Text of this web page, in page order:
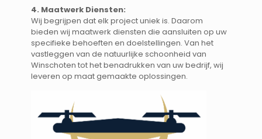
4. Maatwerk Diensten:
Wij begrijpen dat elk project uniek is. Daarom
bieden wij maatwerk diensten die aansluiten op uw
specifieke behoeften en doelstellingen. Van het
vastleggen van de natuurlijke schoonheid van
Winschoten tot het benadrukken van uw bedrijf, wij
leveren op maat gemaakte oplossingen.